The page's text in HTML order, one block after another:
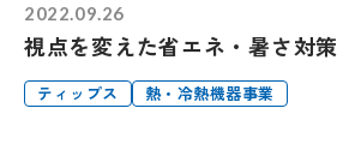
2022.09.26
視点を変えた省エネ・暑さ対策
ティップス 熱・冷熱機器事業